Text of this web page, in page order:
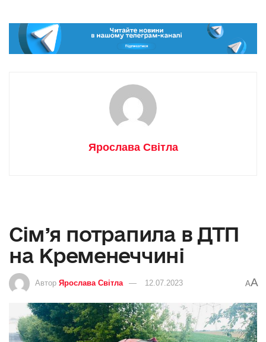
Ярослава Світла
Сім’я потрапила в ДТП
на Кременеччині
Автор Ярослава Світла 12.07.2023 AA